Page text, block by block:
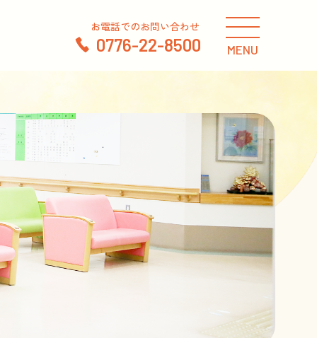
お電話でのお問い合わせ
0776-22-8500 MENU